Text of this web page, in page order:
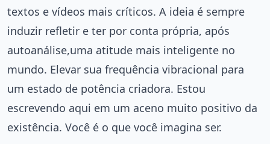
textos e vídeos mais críticos. A ideia é sempre
induzir refletir e ter por conta própria, após
autoanálise,uma atitude mais inteligente no
mundo. Elevar sua frequência vibracional para
um estado de potência criadora. Estou
escrevendo aqui em um aceno muito positivo da
existência. Você é o que você imagina ser.